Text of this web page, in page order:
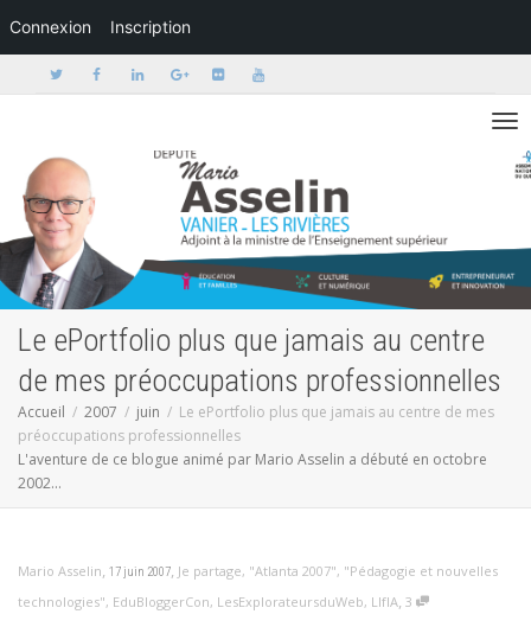
Connexion Inscription
Activer/
Le ePortfolio plus que jamais au centre
de mes préoccupations professionnelles
Accueil 2007 juin
Le ePortfolio plus que jamais au centre de mes
préoccupations professionnelles
L'aventure de ce blogue animé par Mario Asselin a débuté en octobre
2002...
Mario Asselin, 17 juin 2007, Je partage, "Atlanta 2007", "Pédagogie et nouvelles
technologies", EduBloggerCon, LesExplorateursduWeb, LIfIA, 3